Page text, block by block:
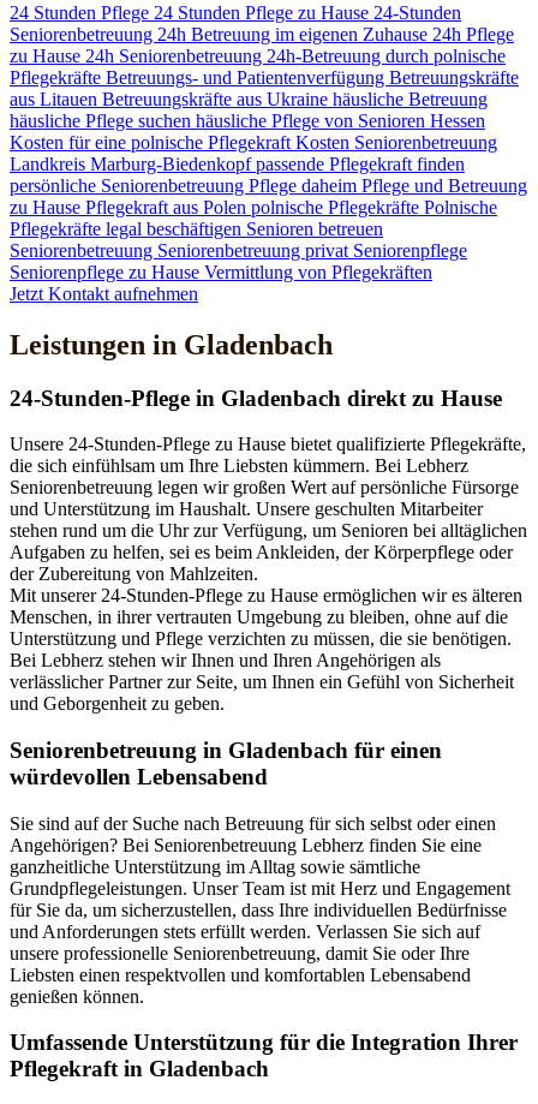
24 Stunden Pflege 24 Stunden Pflege zu Hause 24-Stunden
Seniorenbetreuung 24h Betreuung im eigenen Zuhause 24h Pflege
zu Hause 24h Seniorenbetreuung 24h-Betreuung durch polnische
Pflegekräfte Betreuungs- und Patientenverfügung Betreuungskräfte
aus Litauen Betreuungskräfte aus Ukraine häusliche Betreuung
häusliche Pflege suchen häusliche Pflege von Senioren Hessen
Kosten für eine polnische Pflegekraft Kosten Seniorenbetreuung
Landkreis Marburg-Biedenkopfpassende Pflegekraft finden
persönliche Seniorenbetreuung Pflege daheim Pflege und Betreuung
zu Hause Pflegekraft aus Polen polnische Pflegekräfte Polnische
Pflegekräfte legal beschäftigen Senioren betreuen
Seniorenbetreuung Seniorenbetreuung privat Seniorenpflege
Seniorenpflege zu Hause Vermittlung von Pflegekräften
Jetzt Kontakt aufnehmen
Leistungen in Gladenbach
24-Stunden-Pflege in Gladenbach direkt zu Hause
Unsere 24-Stunden-Pflege zu Hause bietet qualifizierte Pflegekräfte,
die sich einfühlsam um Ihre Liebsten kümmern. Bei Lebherz
Seniorenbetreuung legen wir großen Wert auf persönliche Fürsorge
und Unterstützung im Haushalt. Unsere geschulten Mitarbeiter
stehen rund um die Uhr zur Verfügung, um Senioren bei alltäglichen
Aufgaben zu helfen, sei es beim Ankleiden, der Körperpflege oder
der Zubereitung von Mahlzeiten.
Mit unserer 24-Stunden-Pflege zu Hause ermöglichen wir es älteren
Menschen, in ihrer vertrauten Umgebung zu bleiben, ohne auf die
Unterstützung und Pflege verzichten zu müssen, die sie benötigen.
Bei Lebherz stehen wir Ihnen und Ihren Angehörigen als
verlässlicher Partner zur Seite, um Ihnen ein Gefühl von Sicherheit
und Geborgenheit zu geben.
Senioren­betreuung in Gladenbach für einen
würdevollen Lebensabend
Sie sind auf der Suche nach Betreuung für sich selbst oder einen
Angehörigen? Bei Seniorenbetreuung Lebherz finden Sie eine
ganzheitliche Unterstützung im Alltag sowie sämtliche
Grundpflegeleistungen. Unser Team ist mit Herz und Engagement
für Sie da, um sicherzustellen, dass Ihre individuellen Bedürfnisse
und Anforderungen stets erfüllt werden. Verlassen Sie sich auf
unsere professionelle Seniorenbetreuung, damit Sie oder Ihre
Liebsten einen respektvollen und komfortablen Lebensabend
genießen können.
Umfassende Unterstützung für die Integration Ihrer
Pflegekraft in Gladenbach